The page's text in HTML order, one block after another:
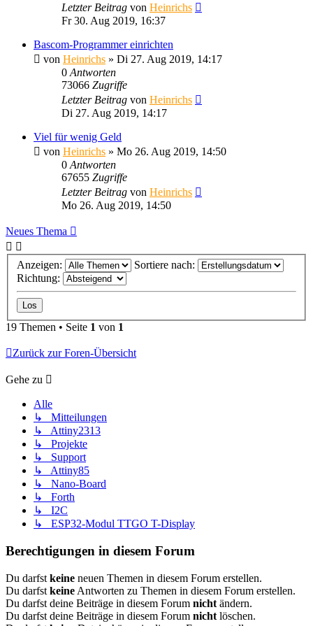
Letzter Beitrag von Heinrichs
Fr 30. Aug 2019, 16:37
Bascom-Programmer einrichten
von Heinrichs » Di 27. Aug 2019, 14:17
0 Antworten
73066 Zugriffe
Letzter Beitrag von Heinrichs
Di 27. Aug 2019, 14:17
Viel für wenig Geld
von Heinrichs » Mo 26. Aug 2019, 14:50
0 Antworten
67655 Zugriffe
Letzter Beitrag von Heinrichs
Mo 26. Aug 2019, 14:50
Neues Thema
Anzeigen:
Sortiere nach:
Richtung:
19 Themen • Seite 1 von 1
Zurück zur Foren-Übersicht
Gehe zu
Alle
↳ Mitteilungen
↳ Attiny2313
↳ Projekte
↳ Support
↳ Attiny85
↳ Nano-Board
↳ Forth
↳ I2C
↳ ESP32-Modul TTGO T-Display
Berechtigungen in diesem Forum
Du darfst keine neuen Themen in diesem Forum erstellen.
Du darfst keine Antworten zu Themen in diesem Forum erstellen.
Du darfst deine Beiträge in diesem Forum nicht ändern.
Du darfst deine Beiträge in diesem Forum nicht löschen.